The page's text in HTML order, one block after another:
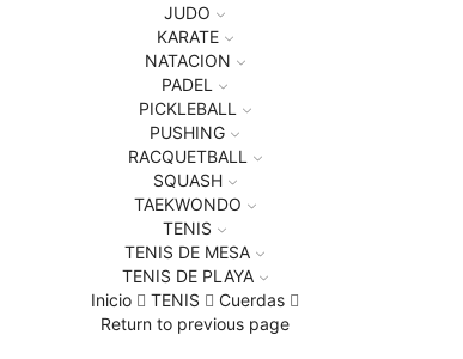
JUDO
KARATE
NATACION
PADEL
PICKLEBALL
PUSHING
RACQUETBALL
SQUASH
TAEKWONDO
TENIS
TENIS DE MESA
TENIS DE PLAYA
Inicio
TENIS
Cuerdas
Return to previous page